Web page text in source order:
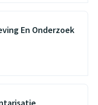
En Onderzoek